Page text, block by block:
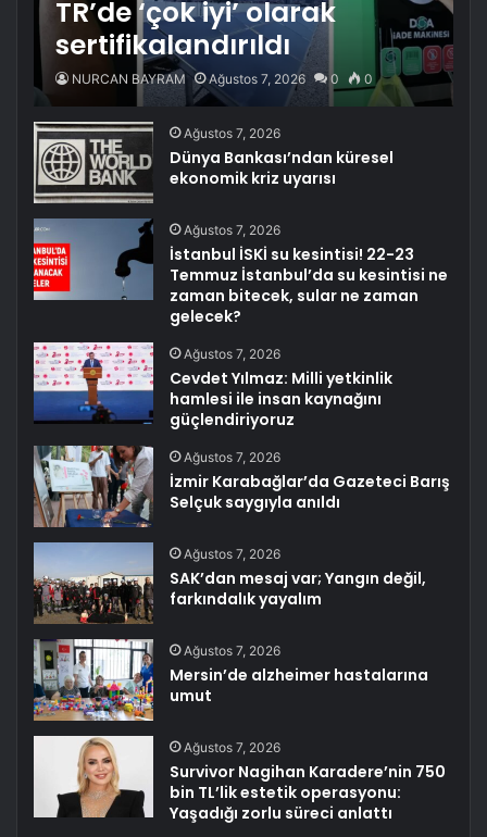
TR’de ‘çok iyi’ olarak
sertifikalandırıldı
NURCAN BAYRAM Ağustos 7, 2026 0 0
Ağustos 7, 2026
Dünya Bankası’ndan küresel
ekonomik kriz uyarısı
Ağustos 7, 2026
İstanbul İSKİ su kesintisi! 22-23
Temmuz İstanbul’da su kesintisi ne
zaman bitecek, sular ne zaman
gelecek?
Ağustos 7, 2026
Cevdet Yılmaz: Milli yetkinlik
hamlesi ile insan kaynağını
güçlendiriyoruz
Ağustos 7, 2026
İzmir Karabağlar’da Gazeteci Barış
Selçuk saygıyla anıldı
Ağustos 7, 2026
SAK’dan mesaj var; Yangın değil,
farkındalık yayalım
Ağustos 7, 2026
Mersin’de alzheimer hastalarına
umut
Ağustos 7, 2026
Survivor Nagihan Karadere’nin 750
bin TL’lik estetik operasyonu:
Yaşadığı zorlu süreci anlattı